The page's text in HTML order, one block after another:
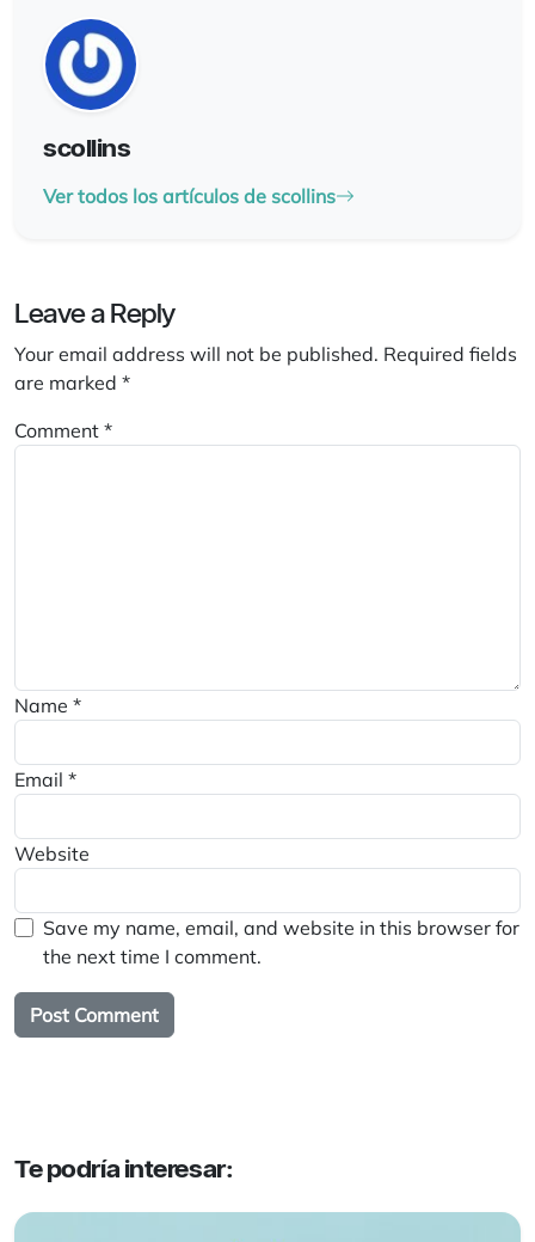
scollins
Ver todos los artículos de scollins
Leave a Reply
Your email address will not be published. Required fields
are marked *
Comment *
Name *
Email *
Website
Save my name, email, and website in this browser for
the next time I comment.
Te podría interesar: